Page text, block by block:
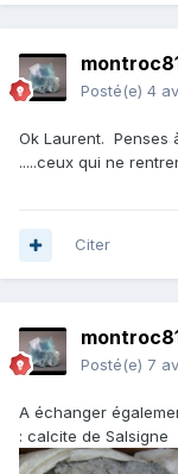
Posté(e) 4
Ok Laurent. Penses
.....ceux qui ne
Citer
Posté(e) 7
A échanger
: calcite de Salsigne